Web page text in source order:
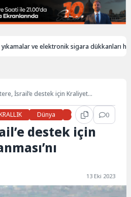
ve elektronik sigara dükkanları hala
İsrail’e destek için Kraliyet
Dünya Gündem 0
destek için
13 Eki 2023